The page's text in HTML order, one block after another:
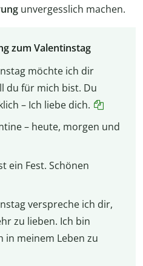
unvergesslich machen.
zum Valentinstag
möchte ich dir
du für mich bist. Du
– Ich liebe dich.
– heute, morgen und
ein Fest. Schönen
verspreche ich dir,
zu lieben. Ich bin
in meinem Leben zu